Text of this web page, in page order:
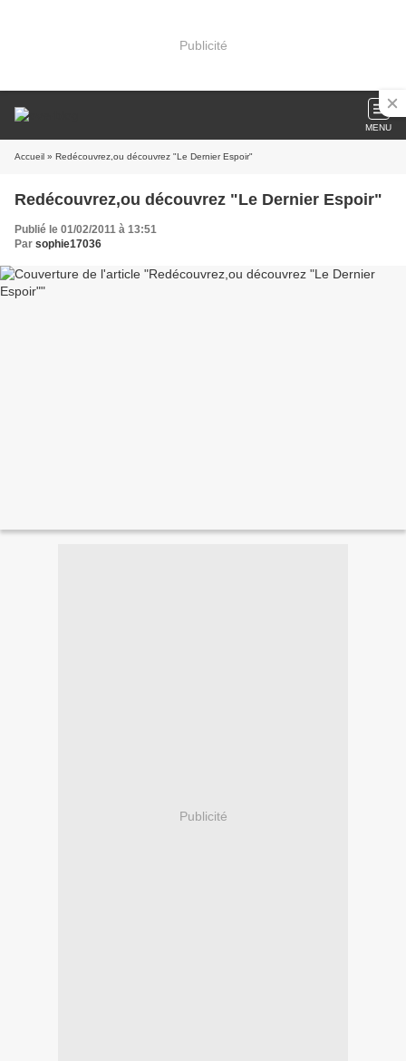
Publicité
MENU
Accueil » Redécouvrez,ou découvrez "Le Dernier Espoir"
Redécouvrez,ou découvrez "Le Dernier Espoir"
Publié le 01/02/2011 à 13:51
Par sophie17036
Publicité